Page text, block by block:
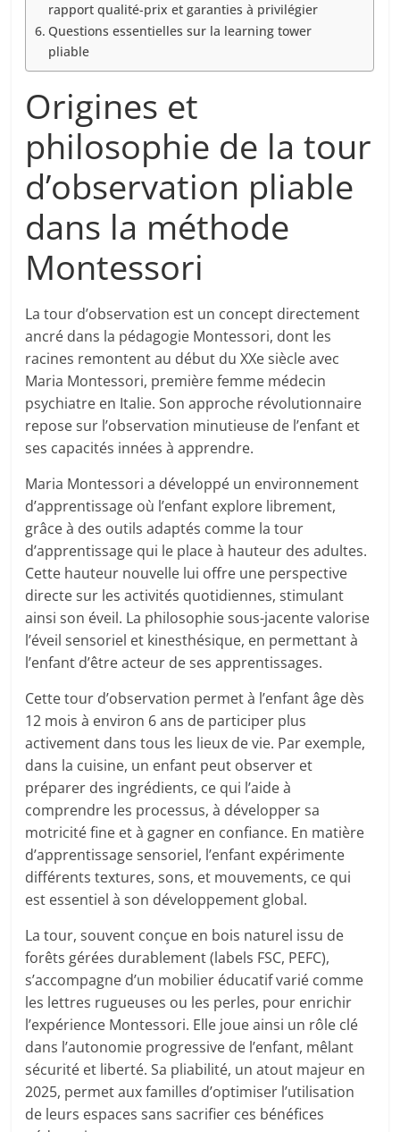
rapport qualité-prix et garanties à privilégier
Questions essentielles sur la learning tower
pliable
Origines et
philosophie de la tour
d’observation pliable
dans la méthode
Montessori
La tour d’observation est un concept directement
ancré dans la pédagogie Montessori, dont les
racines remontent au début du XXe siècle avec
Maria Montessori, première femme médecin
psychiatre en Italie. Son approche révolutionnaire
repose sur l’observation minutieuse de l’enfant et
ses capacités innées à apprendre.
Maria Montessori a développé un environnement
d’apprentissage où l’enfant explore librement,
grâce à des outils adaptés comme la tour
d’apprentissage qui le place à hauteur des adultes.
Cette hauteur nouvelle lui offre une perspective
directe sur les activités quotidiennes, stimulant
ainsi son éveil. La philosophie sous-jacente valorise
l’éveil sensoriel et kinesthésique, en permettant à
l’enfant d’être acteur de ses apprentissages.
Cette tour d’observation permet à l’enfant âge dès
12 mois à environ 6 ans de participer plus
activement dans tous les lieux de vie. Par exemple,
dans la cuisine, un enfant peut observer et
préparer des ingrédients, ce qui l’aide à
comprendre les processus, à développer sa
motricité fine et à gagner en confiance. En matière
d’apprentissage sensoriel, l’enfant expérimente
différents textures, sons, et mouvements, ce qui
est essentiel à son développement global.
La tour, souvent conçue en bois naturel issu de
forêts gérées durablement (labels FSC, PEFC),
s’accompagne d’un mobilier éducatif varié comme
les lettres rugueuses ou les perles, pour enrichir
l’expérience Montessori. Elle joue ainsi un rôle clé
dans l’autonomie progressive de l’enfant, mêlant
sécurité et liberté. Sa pliabilité, un atout majeur en
2025, permet aux familles d’optimiser l’utilisation
de leurs espaces sans sacrifier ces bénéfices